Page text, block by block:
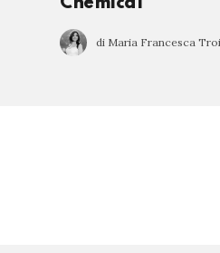
Chemical
di Maria Francesca